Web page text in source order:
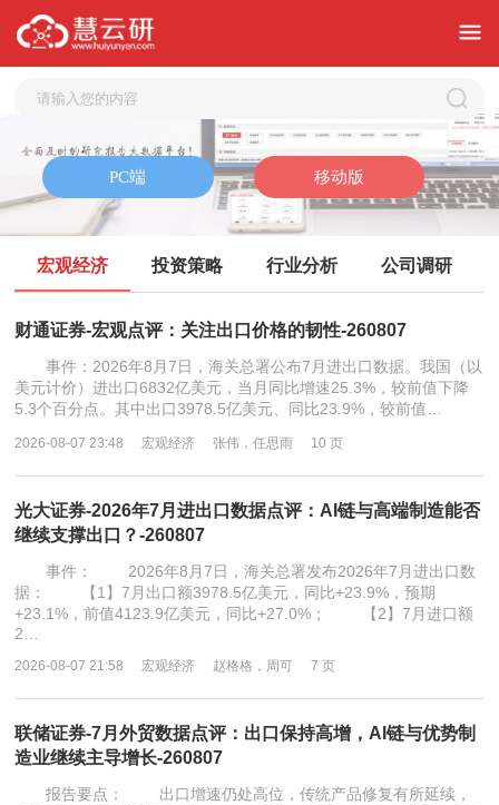
宏观经济 投资策略 行业分析 公司调研
财通证券-宏观点评：关注出口价格的韧性-260807
事件：2026年8月7日，海关总署公布7月进出口数据。我国（以
美元计价）进出口6832亿美元，当月同比增速25.3%，较前值下降
5.3个百分点。其中出口3978.5亿美元、同比23.9%，较前值…
2026-08-07 23:48 宏观经济 张伟，任思雨 10 页
光大证券-2026年7月进出口数据点评：AI链与高端制造能否
继续支撑出口？-260807
事件： 2026年8月7日，海关总署发布2026年7月进出口数
据： 【1】7月出口额3978.5亿美元，同比+23.9%，预期
+23.1%，前值4123.9亿美元，同比+27.0%； 【2】7月进口额
2…
2026-08-07 21:58 宏观经济 赵格格，周可 7 页
联储证券-7月外贸数据点评：出口保持高增，AI链与优势制
造业继续主导增长-260807
报告要点： 出口增速仍处高位，传统产品修复有所延续，